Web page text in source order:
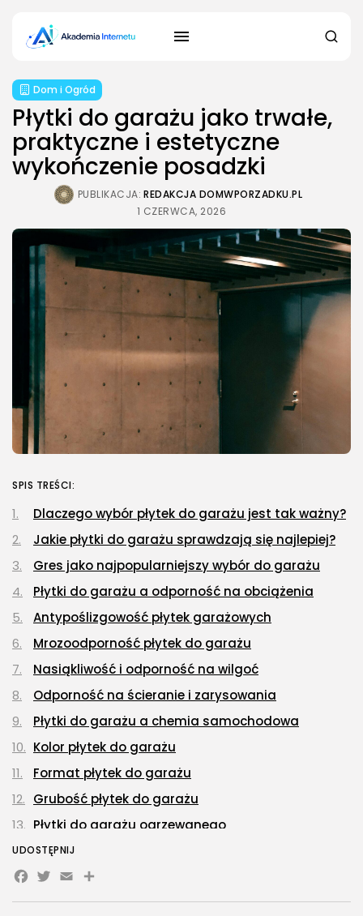
Dom i Ogród
Płytki do garażu jako trwałe,
praktyczne i estetyczne
wykończenie posadzki
PUBLIKACJA: REDAKCJA DOMWPORZADKU.PL
1 CZERWCA, 2026
SPIS TREŚCI:
Dlaczego wybór płytek do garażu jest tak ważny?
Jakie płytki do garażu sprawdzają się najlepiej?
Gres jako najpopularniejszy wybór do garażu
Płytki do garażu a odporność na obciążenia
Antypoślizgowość płytek garażowych
Mrozoodporność płytek do garażu
Nasiąkliwość i odporność na wilgoć
Odporność na ścieranie i zarysowania
Płytki do garażu a chemia samochodowa
Kolor płytek do garażu
Format płytek do garażu
Grubość płytek do garażu
Płytki do garażu ogrzewanego
Płytki do garażu nieogrzewanego
Przygotowanie podłoża pod płytki do garażu
Spadek posadzki w garażu
UDOSTĘPNIJ
Facebook
Twitter
EmailShare